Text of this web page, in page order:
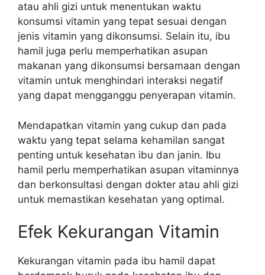
atau ahli gizi untuk menentukan waktu
konsumsi vitamin yang tepat sesuai dengan
jenis vitamin yang dikonsumsi. Selain itu, ibu
hamil juga perlu memperhatikan asupan
makanan yang dikonsumsi bersamaan dengan
vitamin untuk menghindari interaksi negatif
yang dapat mengganggu penyerapan vitamin.
Mendapatkan vitamin yang cukup dan pada
waktu yang tepat selama kehamilan sangat
penting untuk kesehatan ibu dan janin. Ibu
hamil perlu memperhatikan asupan vitaminnya
dan berkonsultasi dengan dokter atau ahli gizi
untuk memastikan kesehatan yang optimal.
Efek Kekurangan Vitamin
Kekurangan vitamin pada ibu hamil dapat